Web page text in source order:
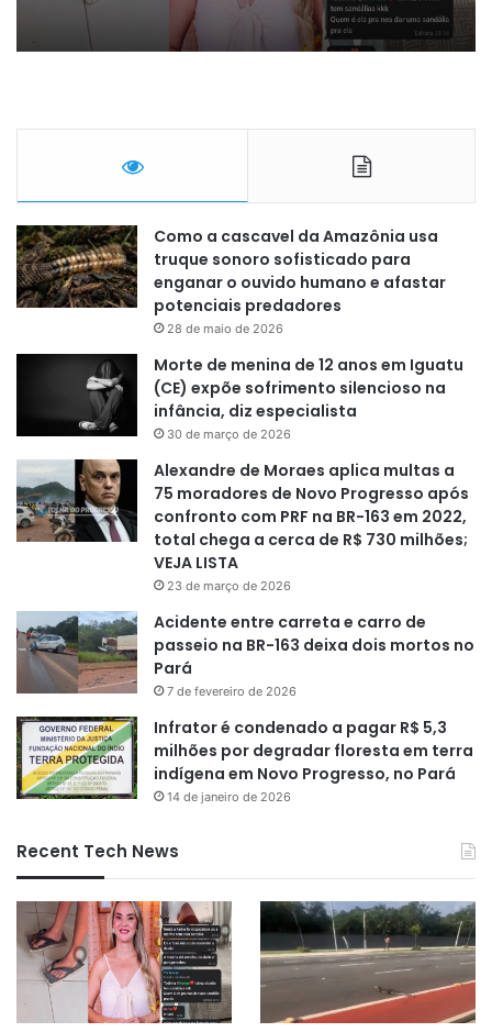
Como a cascavel da Amazônia usa
truque sonoro sofisticado para
enganar o ouvido humano e afastar
potenciais predadores
28 de maio de 2026
Morte de menina de 12 anos em Iguatu
(CE) expõe sofrimento silencioso na
infância, diz especialista
30 de março de 2026
Alexandre de Moraes aplica multas a
75 moradores de Novo Progresso após
confronto com PRF na BR-163 em 2022,
total chega a cerca de R$ 730 milhões;
VEJA LISTA
23 de março de 2026
Acidente entre carreta e carro de
passeio na BR-163 deixa dois mortos no
Pará
7 de fevereiro de 2026
Infrator é condenado a pagar R$ 5,3
milhões por degradar floresta em terra
indígena em Novo Progresso, no Pará
14 de janeiro de 2026
Recent Tech News